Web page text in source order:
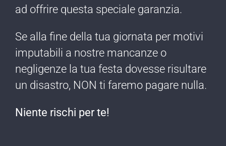
ad offrire ​questa speciale garanzia.
Se alla fine della tua giornata per motivi
imputabili a nostre mancanze o
negligenze ​la tua festa dovesse risultare
un disastro, NON ti faremo pagare nulla​.
Niente rischi per te!​